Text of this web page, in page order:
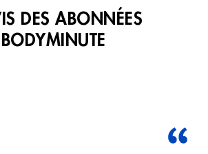
DES ABONNÉES
BODYMINUTE